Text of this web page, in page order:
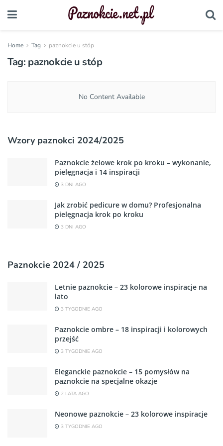
Home Tag paznokcie u stóp
Tag: paznokcie u stóp
No Content Available
Wzory paznokci 2024/2025
Paznokcie żelowe krok po kroku – wykonanie,
pielęgnacja i 14 inspiracji
3 DNI AGO
Jak zrobić pedicure w domu? Profesjonalna
pielęgnacja krok po kroku
3 DNI AGO
Paznokcie 2024 / 2025
Letnie paznokcie – 23 kolorowe inspiracje na
lato
3 TYGODNIE AGO
Paznokcie ombre – 18 inspiracji i kolorowych
przejść
3 TYGODNIE AGO
Eleganckie paznokcie – 15 pomysłów na
paznokcie na specjalne okazje
2 LATA AGO
Neonowe paznokcie – 23 kolorowe inspiracje
3 TYGODNIE AGO